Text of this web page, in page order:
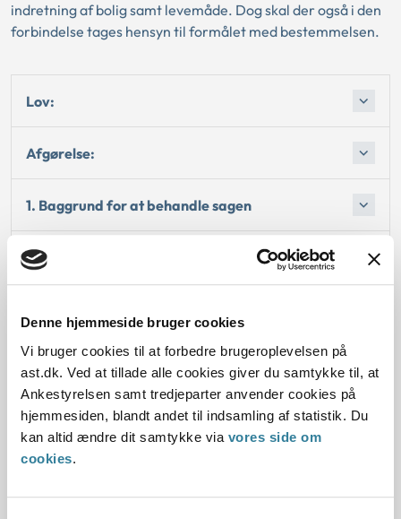
Denne hjemmeside bruger cookies
Vi bruger cookies til at forbedre brugeroplevelsen på
ast.dk. Ved at tillade alle cookies giver du samtykke til, at
Ankestyrelsen samt tredjeparter anvender cookies på
hjemmesiden, blandt andet til indsamling af statistik. Du
kan altid ændre dit samtykke via vores side om
cookies.
indretning af bolig samt levemåde. Dog skal der også i den
forbindelse tages hensyn til formålet med bestemmelsen.
Lov:
Afgørelse:
1. Baggrund for at behandle sagen
2. Reglerne
Begrundelsen for afgørelsen
Oplysninger i sagen